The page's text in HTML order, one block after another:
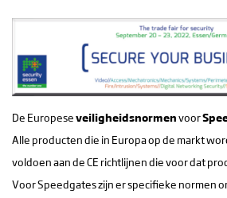
De Europeseveiligheidsnormenvoor
Alle producten die in Europa op de markt
voldoen aan de CE richtlijnen die voor dat
Voor Speedgates zijn er specifieke normen